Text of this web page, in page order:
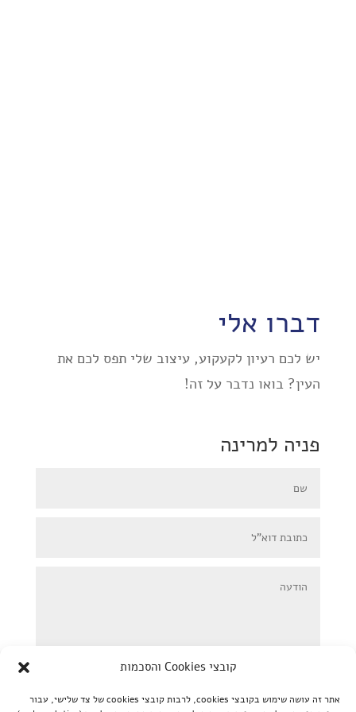
קובצי Cookies והסכמות
אתר זה עושה שימוש בקובצי cookies, לרבות קובצי cookies של צד שלישי, עבור
דברו אלי
יש לכם רעיון לקעקוע, עיצוב שלי תפס לכם את
העין? בואו נדבר על זה!
פניה למרינה